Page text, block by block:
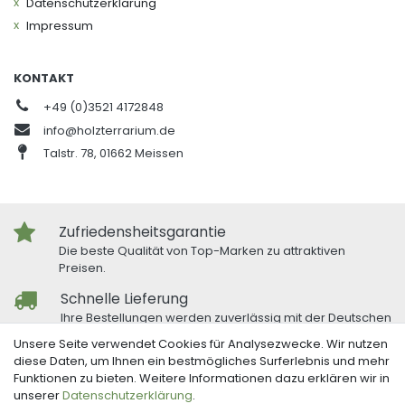
Impressum
KONTAKT
+49 (0)3521 4172848
info@holzterrarium.de
Talstr. 78, 01662 Meissen
Zufriedensheitsgarantie
Die beste Qualität von Top-Marken zu attraktiven
Preisen.
Schnelle Lieferung
Ihre Bestellungen werden zuverlässig mit der Deutschen
Freundlicher Kundenservice
Bei Fragen oder Anregungen nutzen Sie unser
Kontaktformular.
Unsere Seite verwendet Cookies für Analysezwecke. Wir nutzen
diese Daten, um Ihnen ein bestmögliches Surferlebnis und mehr
Funktionen zu bieten. Weitere Informationen dazu erklären wir in
unsererDaten­schutz­erklärung.